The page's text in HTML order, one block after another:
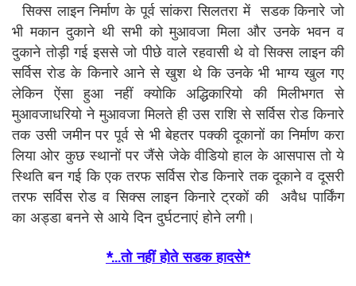
सिक्स लाइन निर्माण के पूर्व सांकरा सिलतरा में सडक किनारे जो
भी मकान दुकाने थी सभी को मुआवजा मिला और उनके भवन व
दुकाने तोड़ी गई इससे जो पीछे वाले रहवासी थे वो सिक्स लाइन की
सर्विस रोड के किनारे आने से खुश थे कि उनके भी भाग्य खुल गए
लेकिन ऐंसा हुआ नहीं क्योकि अद्धिकारियो की मिलीभगत से
मुआवजाधरियो ने मुआवजा मिलते ही उस राशि से सर्विस रोड किनारे
तक उसी जमीन पर पूर्व से भी बेहतर पक्की दूकानों का निर्माण करा
लिया ओर कुछ स्थानों पर जैंसे जेके वीडियो हाल के आसपास तो ये
स्थिति बन गई कि एक तरफ सर्विस रोड किनारे तक दूकाने व दूसरी
तरफ सर्विस रोड व सिक्स लाइन किनारे ट्रकों की अवैध पार्किंग
का अड्डा बनने से आये दिन दुर्घटनाएं होने लगी।
*...तो नहीं होते सडक हादसे*